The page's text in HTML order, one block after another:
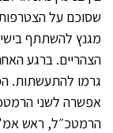
שסוכם על
מגנץ להשתתף
הצהריים. ברגע
גרמו להתעשתות.
אפשרה לשני
הרמטכ״ל, ראש